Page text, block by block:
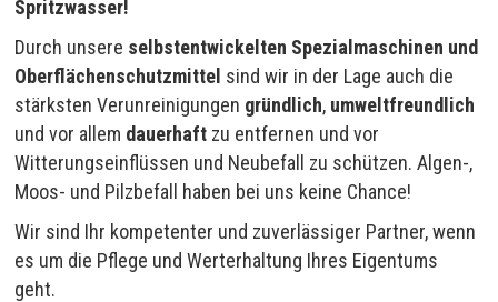
Spritzwasser!
Durch unsere selbstentwickelten Spezialmaschinen und
Oberflächenschutzmittel sind wir in der Lage auch die
stärksten Verunreinigungen gründlich, umweltfreundlich
und vor allem dauerhaft zu entfernen und vor
Witterungseinflüssen und Neubefall zu schützen. Algen-,
Moos- und Pilzbefall haben bei uns keine Chance!
Wir sind Ihr kompetenter und zuverlässiger Partner, wenn
es um die Pflege und Werterhaltung Ihres Eigentums
geht.